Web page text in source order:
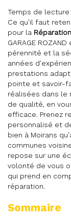
Temps de lecture
Ce qu'il faut
pour la
GARAGE
pérennité et la
années
prestations
pointe et savoir-
réalisées dans
de qualité, en
efficace. Prenez
personnalisé et
bien à Moirans
communes
repose sur une
volonté de vous
qui prend en
réparation.
Sommaire